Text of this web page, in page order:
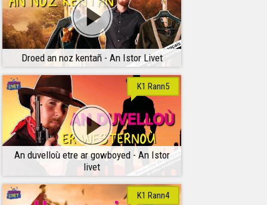
Droed an noz kentañ - An Istor Livet
An duvelloù etre ar gowboyed - An Istor
livet
K1 Rann5
K1 Rann4